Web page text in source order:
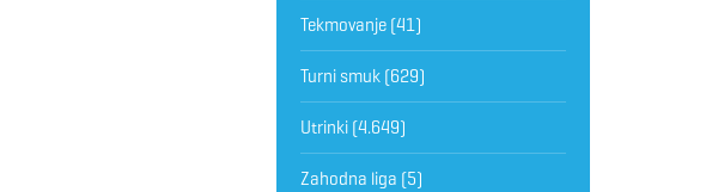
Tekmovanje(41)
Turni smuk(629)
Utrinki(4.649)
Zahodna liga (5)